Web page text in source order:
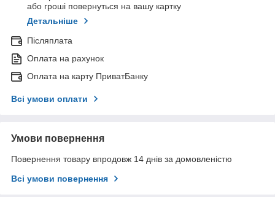
або гроші повернуться на вашу картку
Детальніше
Післяплата
Оплата на рахунок
Оплата на карту ПриватБанку
Всі умови оплати
Умови повернення
Повернення товару впродовж 14 днів за домовленістю
Всі умови повернення